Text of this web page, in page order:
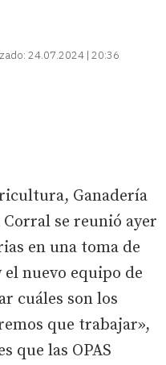
24.07.2024 | 20:36
Ganadería
se reunió ayer
en una toma de
el nuevo equipo de
cuáles son los
que trabajar»,
que las OPAS